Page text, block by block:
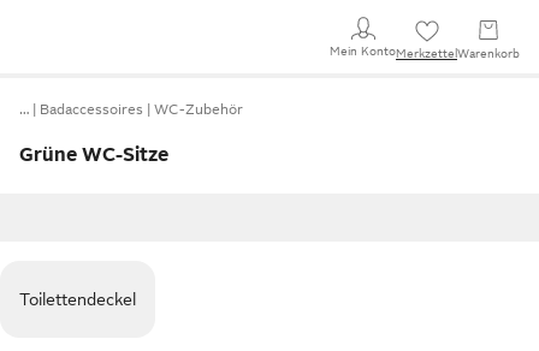
Mein KontoMerkzettel Warenkorb
… Badaccessoires WC-Zubehör
Grüne WC-Sitze
Toilettendeckel